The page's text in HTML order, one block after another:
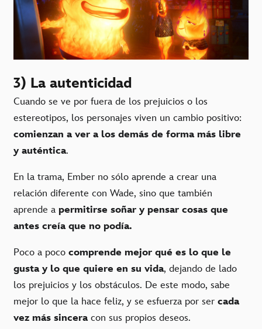
3) La autenticidad
Cuando se ve por fuera de los prejuicios o los
estereotipos, los personajes viven un cambio positivo:
comienzan a ver a los demás de forma más libre
y auténtica.
En la trama, Ember no sólo aprende a crear una
relación diferente con Wade, sino que también
aprende a permitirse soñar y pensar cosas que
antes creía que no podía.
Poco a poco comprende mejor qué es lo que le
gusta y lo que quiere en su vida, dejando de lado
los prejuicios y los obstáculos. De este modo, sabe
mejor lo que la hace feliz, y se esfuerza por ser cada
vez más sincera con sus propios deseos.